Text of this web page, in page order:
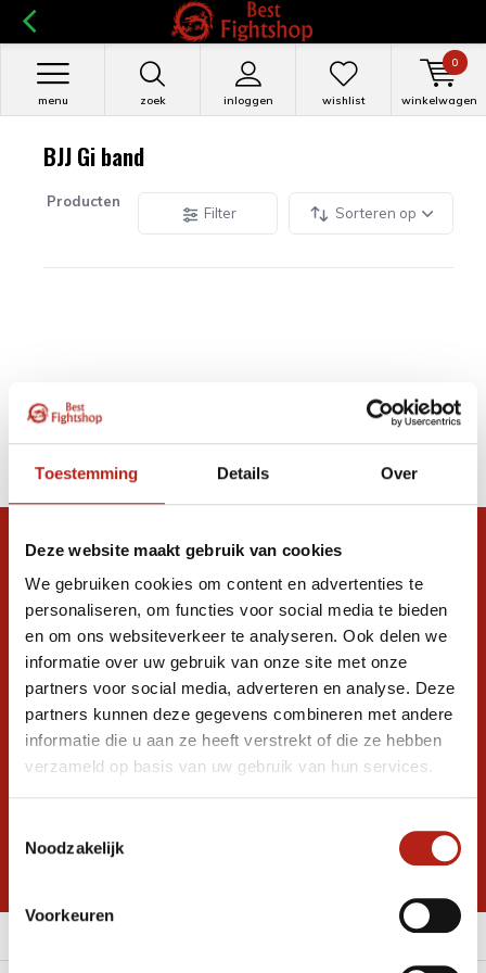
Toestemming Details Over
Deze website maakt gebruik van cookies
We gebruiken cookies om content en advertenties te
personaliseren, om functies voor social media te bieden
en om ons websiteverkeer te analyseren. Ook delen we
informatie over uw gebruik van onze site met onze
partners voor social media, adverteren en analyse. Deze
partners kunnen deze gegevens combineren met andere
informatie die u aan ze heeft verstrekt of die ze hebben
verzameld op basis van uw gebruik van hun services.
Noodzakelijk
Voorkeuren
zoek inloggen
menu wishlist winkelwagen
0
BJJ Gi band
Producten
Filter Sorteren op
Snel antwoord op je vraag?
Stel je vraag in de chat, en we helpen je
graag verder. 24/7
Volg ons
Ontvang de nieuwste aanbiedingen en
promoties
korting